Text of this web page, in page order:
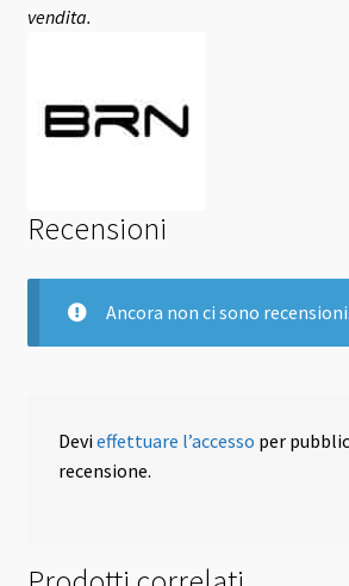
vendita.
Recensioni
Ancora non ci sono recensioni.
Devieffettuare l’accesso per
recensione.